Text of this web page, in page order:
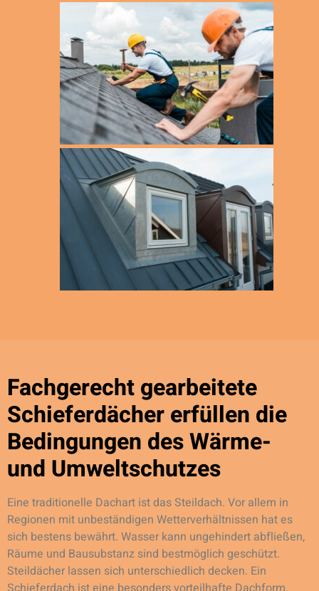
Fachgerecht gearbeitete
Schieferdächer erfüllen die
Bedingungen des Wärme-
und Umweltschutzes
Eine traditionelle Dachart ist das Steildach. Vor allem in
Regionen mit unbeständigen Wetterverhältnissen hat es
sich bestens bewährt. Wasser kann ungehindert abfließen,
Räume und Bausubstanz sind bestmöglich geschützt.
Steildächer lassen sich unterschiedlich decken. Ein